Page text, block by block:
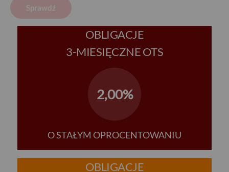
Sprawdź
OBLIGACJE
3-MIESIĘCZNE OTS
2,00%
O STAŁYM OPROCENTOWANIU
OBLIGACJE